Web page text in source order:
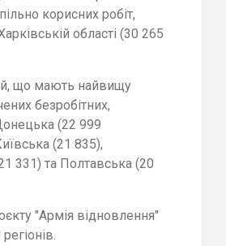
корисних робіт,
області (30 265
що мають найвищу
безробітних,
(22 999
(21 835),
331) та Полтавська (20
"Армія відновлення"